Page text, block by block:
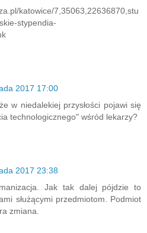
katowice/7,35063,22636870,stu
stypendia-
2017 17:00
w niedalekiej przysłości pojawi się
technologicznego" wśród lekarzy?
2017 23:38
Jak tak dalej pójdzie to
służącymi przedmiotom. Podmiot
zmiana.